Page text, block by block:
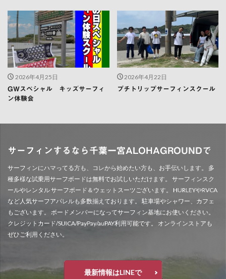
2026年4月25日
GWスペシャル キッズサーフィ
ン体験会
2026年4月22日
プチトリップサーフィンスクール
サーフィンするなら千葉一宮ALOHAGROUNDで
サーフィンにハマってる方も、コレから始めたい方も、お手伝いします。 多
種多様な試乗用サーフボードは無料でお試しいただけます。 サーフィンスク
ールやレンタル サーフボード＆ウェットスーツございます。 HURLEYやRVCA
など人気サーフアパレルも多数揃えております。 駐車場やシャワー、カフェ
もございます。 ボードメンバーになってサーフィン基地にお使いください。
クレジットカード/SUICA/PayPay/auPAY利用可能です。 オンラインストアも
ぜひご利用ください。
最新情報はLINEで